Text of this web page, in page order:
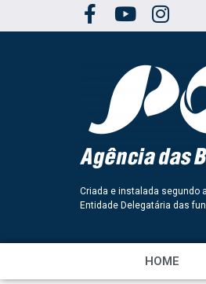
Criada e instalada segundo
Entidade Delegatária das
HOME